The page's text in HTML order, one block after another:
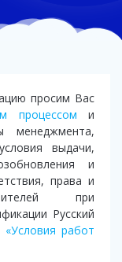
просим Вас
процессом и
менеджмента,
выдачи,
и
права и
при
Русский
работ